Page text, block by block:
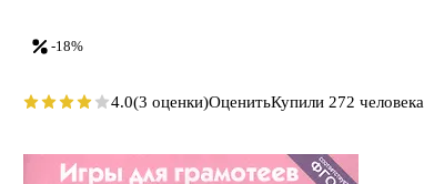
-18%
4.0(3 оценки)ОценитьКупили 272 человека